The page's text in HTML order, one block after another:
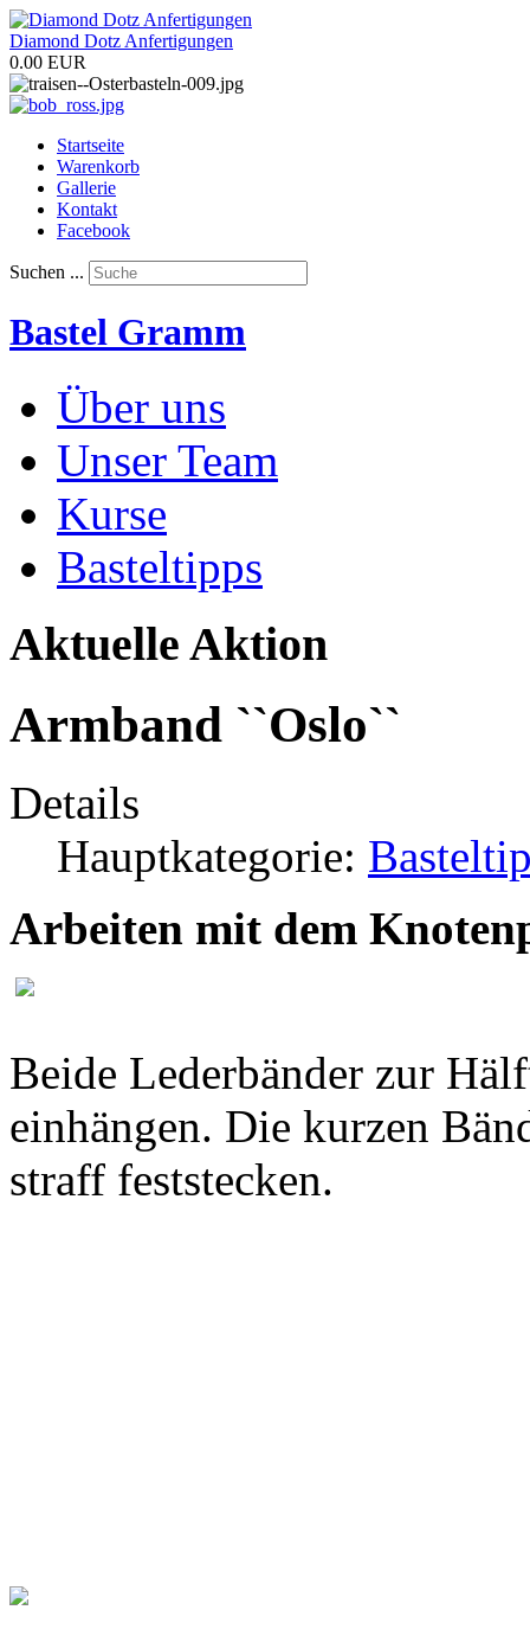
Diamond Dotz Anfertigungen
0.00 EUR
Startseite
Warenkorb
Gallerie
Kontakt
Facebook
Suchen ...
Bastel Gramm
Über uns
Unser Team
Kurse
Basteltipps
Aktuelle Aktion
Armband ``Oslo``
Details
Hauptkategorie:
Arbeiten mit dem
Beide Lederbänder zur
einhängen. Die kurzen
straff feststecken.